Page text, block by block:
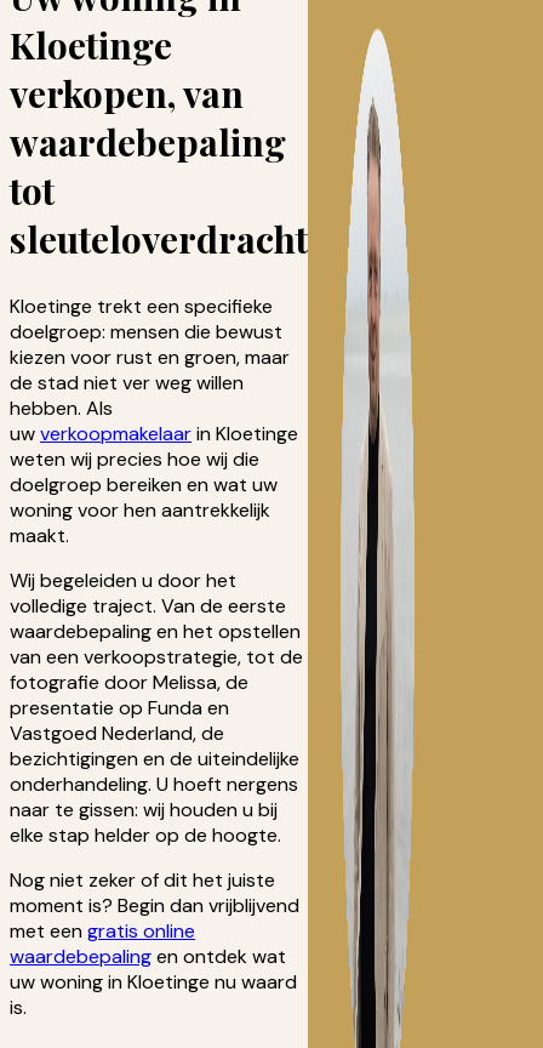
Kloetinge
verkopen, van
waardebepaling
tot
sleuteloverdracht
Kloetinge trekt een specifieke
doelgroep: mensen die bewust
kiezen voor rust en groen, maar
de stad niet ver weg willen
hebben. Als
uwverkoopmakelaarin Kloetinge
weten wij precies hoe wij die
doelgroep bereiken en wat uw
woning voor hen aantrekkelijk
maakt.
Wij begeleiden u door het
volledige traject. Van de eerste
waardebepaling en het opstellen
van een verkoopstrategie, tot de
fotografie door Melissa, de
presentatie op Funda en
Vastgoed Nederland, de
bezichtigingen en de uiteindelijke
onderhandeling. U hoeft nergens
naar te gissen: wij houden u bij
elke stap helder op de hoogte.
Nog niet zeker of dit het juiste
moment is? Begin dan vrijblijvend
met eengratis online
waardebepalingen ontdek wat
uw woning in Kloetinge nu waard
is.